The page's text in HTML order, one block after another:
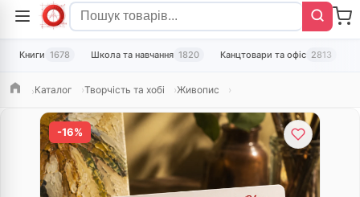
Книги 1678 Школа та навчання 1820 Канцтовари та офіс 2813
ГоловнаКаталог Творчість та хобі Живопис
-16%